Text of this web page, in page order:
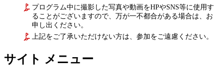
プログラム中に撮影した写真や動画をHPやSNS等に使用す
ることがございますので、万が一不都合がある場合は、お
申し出ください。
上記をご了承いただけない方は、参加をご遠慮ください。
サイト メニュー